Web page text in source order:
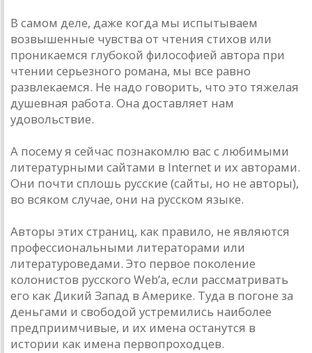
В самом деле, даже когда мы испытываем
возвышенные чувства от чтения стихов или
проникаемся глубокой философией автора при
чтении серьезного романа, мы все равно
развлекаемся. Не надо говорить, что это тяжелая
душевная работа. Она доставляет нам
удовольствие.
А посему я сейчас познакомлю вас с любимыми
литературными сайтами в Internet и их авторами.
Они почти сплошь русские (сайты, но не авторы),
во всяком случае, они на русском языке.
Авторы этих страниц, как правило, не являются
профессиональными литераторами или
литературоведами. Это первое поколение
колонистов русского Web’а, если рассматривать
его как Дикий Запад в Америке. Туда в погоне за
деньгами и свободой устремились наиболее
предприимчивые, и их имена останутся в
истории как имена первопроходцев.